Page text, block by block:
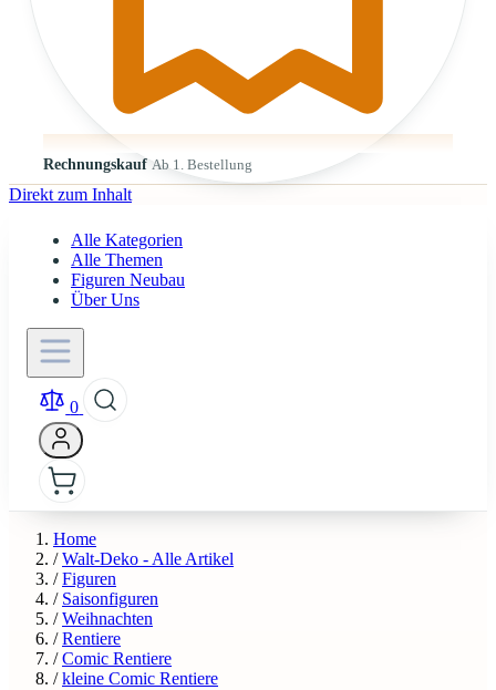
Rechnungskauf Ab 1. Bestellung
Direkt zum Inhalt
Alle Kategorien
Alle Themen
Figuren Neubau
Über Uns
0
Home
/ Walt-Deko - Alle Artikel
/ Figuren
/ Saisonfiguren
/ Weihnachten
/ Rentiere
/ Comic Rentiere
/ kleine Comic Rentiere